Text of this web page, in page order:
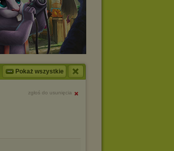
Pokaż wszystkie
zgłoś do usunięcia